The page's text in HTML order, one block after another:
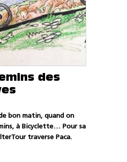
des
bon matin, quand on
à Bicyclette… Pour sa
traverse Paca.